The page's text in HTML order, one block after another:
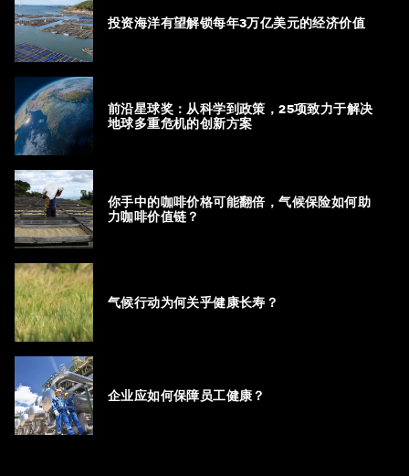
投资海洋有望解锁每年3万亿美元的经济价值
前沿星球奖：从科学到政策，25项致力于解决
地球多重危机的创新方案
你手中的咖啡价格可能翻倍，气候保险如何助
力咖啡价值链？
气候行动为何关乎健康长寿？
企业应如何保障员工健康？